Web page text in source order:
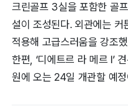
크린골프 3실을 포함한 골
설이 조성된다. 외관에는
적용해 고급스러움을 강조
한편, ‘디에트르 라 메르 Ⅰ’
원에 오는 24일 개관할 예정